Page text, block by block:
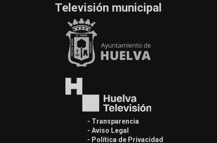
Televisión municipal
- Transparencia
- Aviso Legal
- Política de Privacidad